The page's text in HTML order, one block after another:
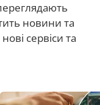
новини та
сервіси та